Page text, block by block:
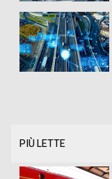
PIÙ LETTE